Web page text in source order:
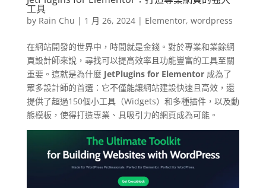
工具
by Rain Chu | 1 月 26, 2024| Elementor, wordpress
在網站開發的世界中，時間就是金錢。對於專業和業餘網
頁設計師來說，尋找可以提高效率且功能豐富的工具至關
重要。這就是為什麼 JetPlugins for Elementor成為了
眾多設計師的首選：它不僅能讓網站建設快速且高效，還
提供了超過150個小工具（Widgets）和多種插件，以及動
態模板，使得打造專業、具吸引力的網頁成為可能。